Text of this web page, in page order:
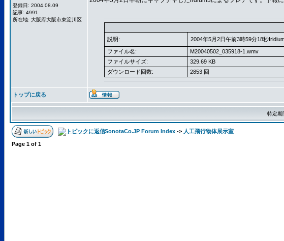
登録日: 2004.08.09
記事: 4991
所在地: 大阪府大阪市東淀川区
説明: 2004年5月2日午前3時59分18秒
ファイル名:
M20040502_035918-1.wmv
ファイルサイズ:
329.69 KB
ダウンロード回数:
2853 回
トップに戻る
特定期
SonotaCo.JP Forum Index -> 人工飛行物体展示室
Page 1 of 1